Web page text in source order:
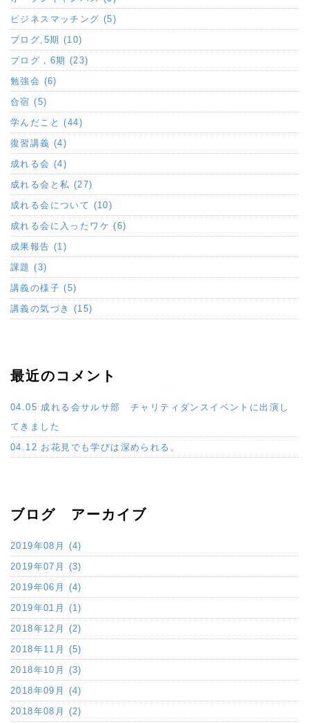
ビジネスマッチング (5)
ブログ,5期 (10)
ブログ，6期 (23)
勉強会 (6)
合宿 (5)
学んだこと (44)
復習講義 (4)
成れる会 (4)
成れる会と私 (27)
成れる会について (10)
成れる会に入ったワケ (6)
成果報告 (1)
課題 (3)
講義の様子 (5)
講義の気づき (15)
最近のコメント
04.05 成れる会サルサ部 チャリティダンスイベントに出演し
てきました
04.12 お花見でも学びは深められる。
ブログ アーカイブ
2019年08月 (4)
2019年07月 (3)
2019年06月 (4)
2019年01月 (1)
2018年12月 (2)
2018年11月 (5)
2018年10月 (3)
2018年09月 (4)
2018年08月 (2)